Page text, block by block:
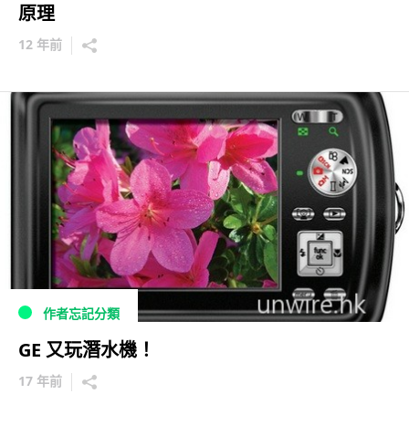
原理
12 年前
作者忘記分類
GE 又玩潛水機！
17 年前